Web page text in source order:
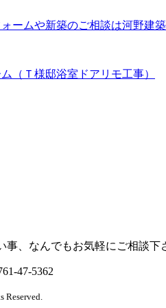
ームや新築のご相談は河野建
（Ｔ様邸浴室ドアリモ工事）
事、なんでもお気軽にご相談下
47-5362